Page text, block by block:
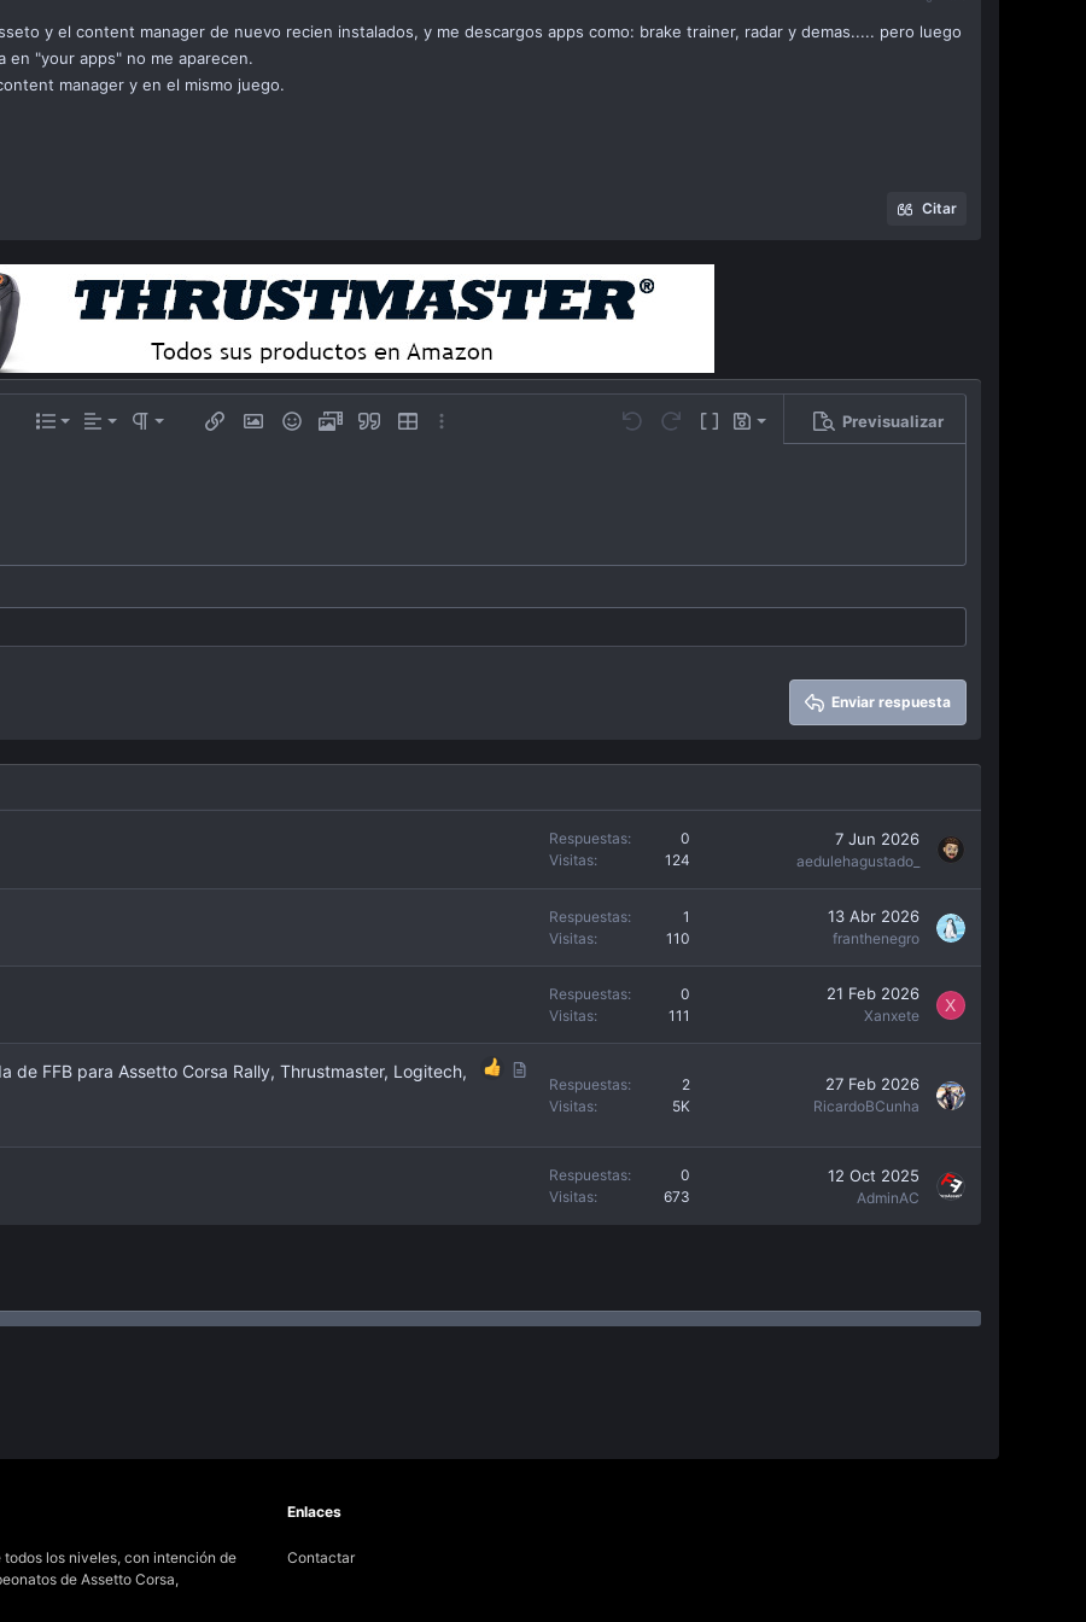
y el content manager de nuevo recien instalados, y me descargos apps como: brake trainer, radar y demas..... pero luego
en "your apps" no me aparecen.
manager y en el mismo juego.
Citar
texto
opciones…
List
Lista ordenada
Alineamiento
Alinear a izquierda
Paragraph format
Normal
Heading 3
Insert linkInsert image
Emoticonos
VideosCita Insert tableMás opciones… Undo Redo Toggle BB code
Borradores
Guardar borrador
Previsualizar
Enviar respuesta
Respuestas
0
Visitas
124
7 Jun 2026
aedulehagustado_
Respuestas
1
Visitas
110
13 Abr 2026
franthenegro
Respuestas
0
Visitas
111
21 Feb 2026
Xanxete
X
de FFB para Assetto Corsa Rally, Thrustmaster, Logitech,
Respuestas
2
Visitas
5K
27 Feb 2026
RicardoBCunha
Respuestas
0
Visitas
673
12 Oct 2025
AdminAC
los niveles, con intención de
de Assetto Corsa,
Enlaces
Contactar